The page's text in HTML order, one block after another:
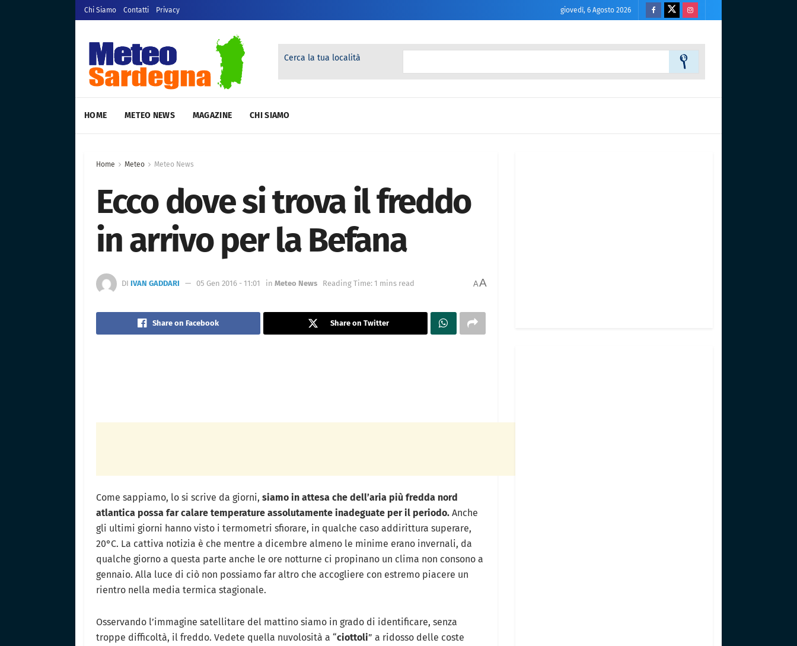
Chi Siamo Contatti Privacy giovedì, 6 Agosto 2026
Cerca la tua località
HOME METEO NEWS MAGAZINE CHI SIAMO
Home Meteo Meteo News
Ecco dove si trova il freddo
in arrivo per la Befana
DI IVAN GADDARI 05 Gen 2016 - 11:01 in Meteo News Reading Time: 1 mins read AA
Share on Facebook Share on Twitter
Come sappiamo, lo si scrive da giorni, siamo in attesa che dell’aria più fredda nord
atlantica possa far calare temperature assolutamente inadeguate per il periodo. Anche
gli ultimi giorni hanno visto i termometri sfiorare, in qualche caso addirittura superare,
20°C. La cattiva notizia è che mentre a dicembre almeno le minime erano invernali, da
qualche giorno a questa parte anche le ore notturne ci propinano un clima non consono a
gennaio. Alla luce di ciò non possiamo far altro che accogliere con estremo piacere un
rientro nella media termica stagionale.
Osservando l’immagine satellitare del mattino siamo in grado di identificare, senza
troppe difficoltà, il freddo. Vedete quella nuvolosità a “ciottoli” a ridosso delle coste